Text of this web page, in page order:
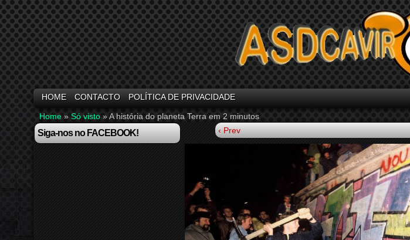
HOME CONTACTO POLÍTICA DE PRIVACIDADE
Home » Só visto »A história do planeta Terra em 2 minutos
Siga-nos no FACEBOOK! ‹ Prev